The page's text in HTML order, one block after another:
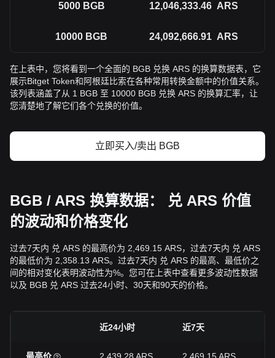
5000 BGB 12,046,333.46 ARS
10000 BGB 24,092,666.91 ARS
在上表中，您将看到一个全面的 BGB 兑换 ARS 的换算数据表，它
展示Bitget Token和阿根廷比索在各种常用转换金额中的价值关系。
该列表涵盖了从 1 BGB 至 10000 BGB 兑换 ARS 的换算汇率，让
您清楚地了解它们各个兑换的价值。
立即买入/卖出 BGB
BGB / ARS 换算数据： 兑 ARS 价值
的波动和价格变化
过去7天内 兑 ARS 的最高价为 2,469.15 ARS，过去7天内 兑 ARS
的最低价为 2,358.13 ARS。过去7天内 兑 ARS 的最高、最低价之
间的相对变化表明波动性为%。您可在上表中查看更多波动性数据
以及 BGB 兑 ARS 过去24小时、30天和90天的价格。
近24小时 近7天